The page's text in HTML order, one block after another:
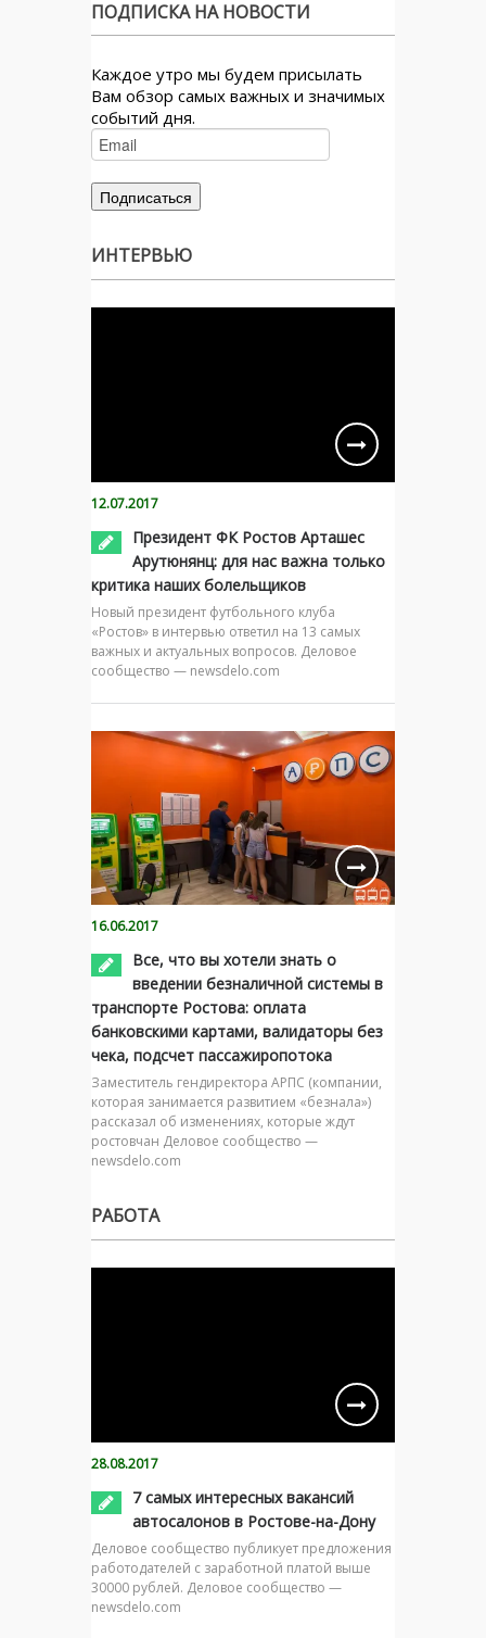
ПОДПИСКА НА НОВОСТИ
Каждое утро мы будем присылать
Вам обзор самых важных и значимых
событий дня.
ИНТЕРВЬЮ
12.07.2017
Президент ФК Ростов Арташес
Арутюнянц: для нас важна только
критика наших болельщиков
Новый президент футбольного клуба
«Ростов» в интервью ответил на 13 самых
важных и актуальных вопросов. Деловое
сообщество — newsdelo.com
16.06.2017
Все, что вы хотели знать о
введении безналичной системы в
транспорте Ростова: оплата
банковскими картами, валидаторы без
чека, подсчет пассажиропотока
Заместитель гендиректора АРПС (компании,
которая занимается развитием «безнала»)
рассказал об изменениях, которые ждут
ростовчан Деловое сообщество —
newsdelo.com
РАБОТА
28.08.2017
7 самых интересных вакансий
автосалонов в Ростове-на-Дону
Деловое сообщество публикует предложения
работодателей с заработной платой выше
30000 рублей. Деловое сообщество —
newsdelo.com